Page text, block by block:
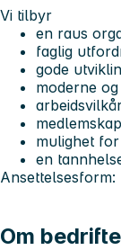
Vi tilbyr
en raus
faglig
gode
moderne
mulighet
en
Ansettelsesform:
Om